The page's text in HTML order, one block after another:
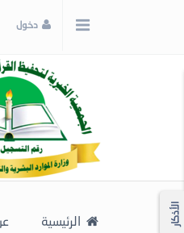
دخول
الرئيسية الأذكار